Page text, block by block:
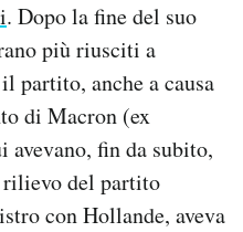
. Dopo la fine del suo
più riusciti a
partito, anche a causa
di Macron (ex
fin da subito,
del partito
con Hollande, aveva